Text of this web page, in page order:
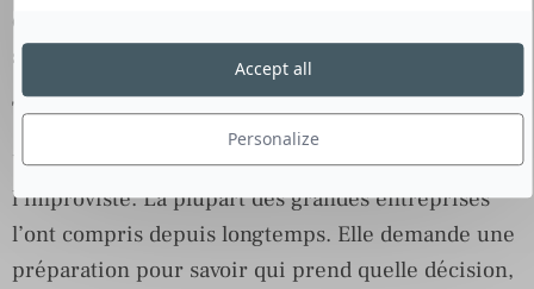
d’un troll d’une attaque en règle n’est pas toujours
si facile que cela. Il convient d’être agile.
Troisième principe : anticiper
Une crise de réputation ne se gère pas à
l’improviste. La plupart des grandes entreprises
l’ont compris depuis longtemps. Elle demande une
préparation pour savoir qui prend quelle décision,
Personalize
Accept all